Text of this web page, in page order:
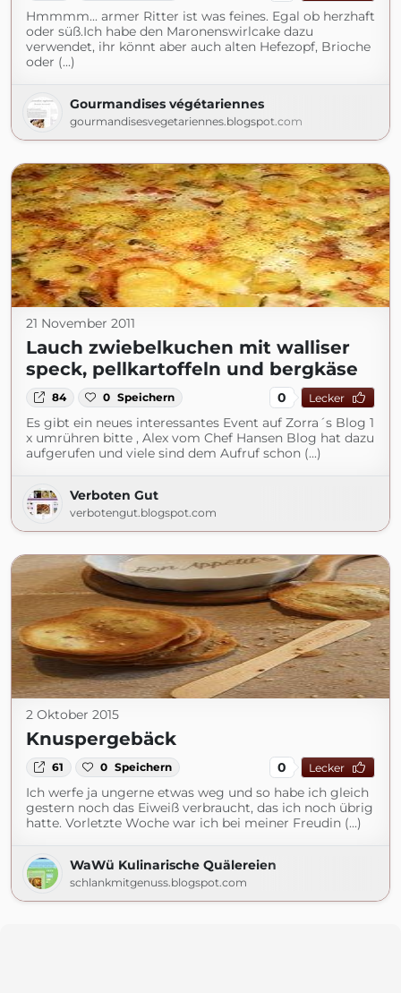
Hmmmm... armer Ritter ist was feines. Egal ob herzhaft
oder süß.Ich habe den Maronenswirlcake dazu
verwendet, ihr könnt aber auch alten Hefezopf, Brioche
oder (...)
Gourmandises végétariennes
gourmandisesvegetariennes.blogspot.com
21 November 2011
Lauch zwiebelkuchen mit walliser
speck, pellkartoffeln und bergkäse
84 0 Speichern 0 Lecker
Es gibt ein neues interessantes Event auf Zorra´s Blog 1
x umrühren bitte , Alex vom Chef Hansen Blog hat dazu
aufgerufen und viele sind dem Aufruf schon (...)
Verboten Gut
verbotengut.blogspot.com
2 Oktober 2015
Knuspergebäck
61 0 Speichern 0 Lecker
Ich werfe ja ungerne etwas weg und so habe ich gleich
gestern noch das Eiweiß verbraucht, das ich noch übrig
hatte. Vorletzte Woche war ich bei meiner Freudin (...)
WaWü Kulinarische Quälereien
schlankmitgenuss.blogspot.com